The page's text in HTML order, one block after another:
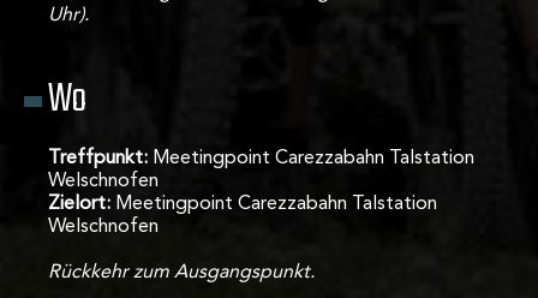
Uhr).
Wo
Treffpunkt: Meetingpoint Carezzabahn Talstation
Welschnofen
Zielort: Meetingpoint Carezzabahn Talstation
Welschnofen
Rückkehr zum Ausgangspunkt.